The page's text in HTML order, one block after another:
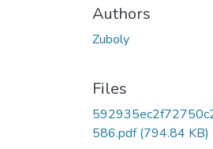
Authors
Zuboly
Files
586.pdf(794.84 KB)